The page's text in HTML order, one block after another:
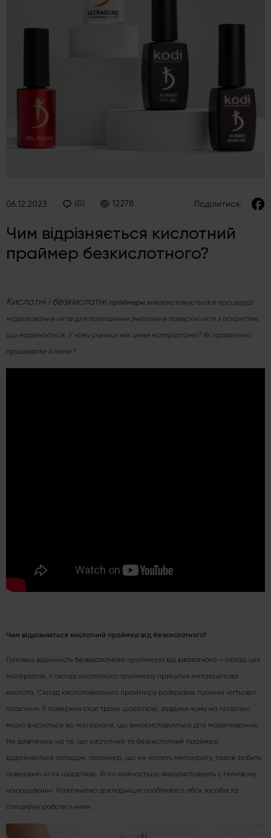
06.12.2023 (0) 12278 Поділитися:
Чим відрізняється кислотний
праймер безкислотного?
Кислотні і безкислотні праймери використовуються в процедурі
моделювання нігтів для поліпшення зчеплення поверхні нігтя з покриттям,
що моделюється. У чому різниця між цими матеріалами? Як правильно
працювати із ними?
Чим відрізняється кислотний праймер від безкислотного?
Головна відмінність безкислотного праймера від кислотного — склад цих
матеріалів. У складі кислотного праймеру присутня метакрилова
кислота. Склад кислотовмісного праймеру розкриває лусочки нігтьової
пластини. Її поверхня стає трохи шорсткою, завдяки чому на пластині
міцно фіксуються всі матеріали, що використовуються для моделювання.
Не дивлячись на те, що кислотний та безкислотний праймер
відрізняються складом, праймер, що не містить метакрилу, також робить
поверхню нігтя шорсткою. Його найчастіше використовують у гелевому
нарощуванні. Розглянемо докладніше особливості обох засобів та
специфіку роботи з ними.